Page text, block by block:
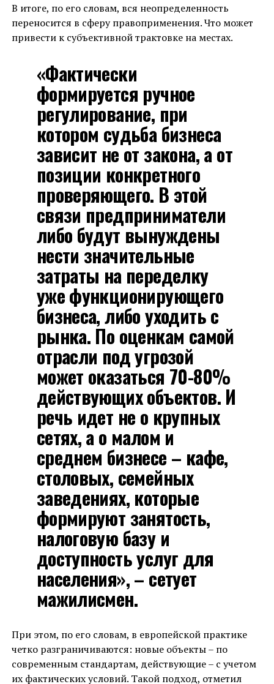
В итоге, по его словам, вся неопределенность
переносится в сферу правоприменения. Что может
привести к субъективной трактовке на местах.
«Фактически
формируется ручное
регулирование, при
котором судьба бизнеса
зависит не от закона, а от
позиции конкретного
проверяющего. В этой
связи предприниматели
либо будут вынуждены
нести значительные
затраты на переделку
уже функционирующего
бизнеса, либо уходить с
рынка. По оценкам самой
отрасли под угрозой
может оказаться 70-80%
действующих объектов. И
речь идет не о крупных
сетях, а о малом и
среднем бизнесе – кафе,
столовых, семейных
заведениях, которые
формируют занятость,
налоговую базу и
доступность услуг для
населения», – сетует
мажилисмен.
При этом, по его словам, в европейской практике
четко разграничиваются: новые объекты – по
современным стандартам, действующие – с учетом
их фактических условий. Такой подход, отметил